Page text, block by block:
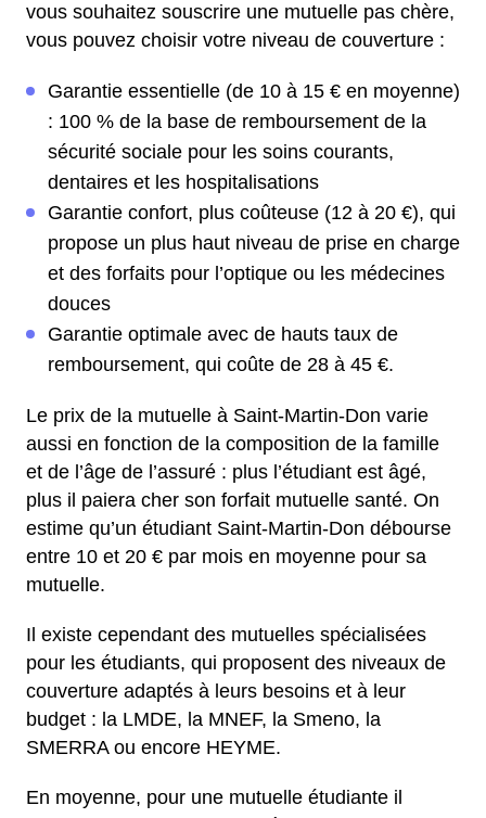
vous souhaitez souscrire une mutuelle pas chère,
vous pouvez choisir votre niveau de couverture :
Garantie essentielle (de 10 à 15 € en moyenne)
: 100 % de la base de remboursement de la
sécurité sociale pour les soins courants,
dentaires et les hospitalisations
Garantie confort, plus coûteuse (12 à 20 €), qui
propose un plus haut niveau de prise en charge
et des forfaits pour l’optique ou les médecines
douces
Garantie optimale avec de hauts taux de
remboursement, qui coûte de 28 à 45 €.
Le prix de la mutuelle à Saint-Martin-Don varie
aussi en fonction de la composition de la famille
et de l’âge de l’assuré : plus l’étudiant est âgé,
plus il paiera cher son forfait mutuelle santé. On
estime qu’un étudiant Saint-Martin-Don débourse
entre 10 et 20 € par mois en moyenne pour sa
mutuelle.
Il existe cependant des mutuelles spécialisées
pour les étudiants, qui proposent des niveaux de
couverture adaptés à leurs besoins et à leur
budget : la LMDE, la MNEF, la Smeno, la
SMERRA ou encore HEYME.
En moyenne, pour une mutuelle étudiante il